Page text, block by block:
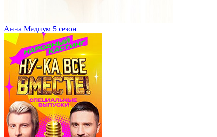
Анна Медиум 5 сезон